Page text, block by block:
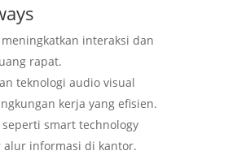
interaksi dan
rapat.
teknologi audio visual
kerja yang efisien.
smart technology
alur informasi di kantor.